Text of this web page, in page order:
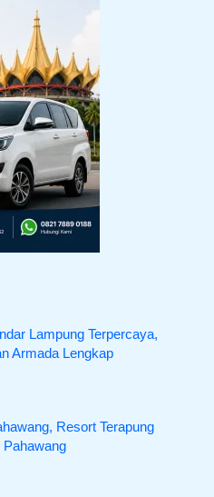
Lampung Terpercaya,
Armada Lengkap
Resort Terapung
Pahawang